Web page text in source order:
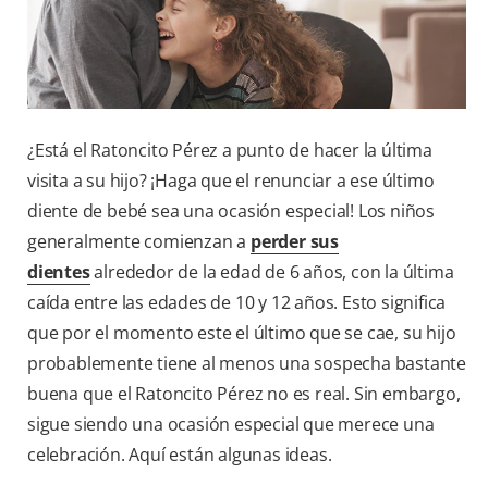
PY (ES)
SUSCRÍBASE
¿Está el Ratoncito Pérez a punto de hacer la última
visita a su hijo? ¡Haga que el renunciar a ese último
diente de bebé sea una ocasión especial! Los niños
generalmente comienzan a perder sus
dientesalrededor de la edad de 6 años, con la última
caída entre las edades de 10 y 12 años. Esto significa
que por el momento este el último que se cae, su hijo
probablemente tiene al menos una sospecha bastante
buena que el Ratoncito Pérez no es real. Sin embargo,
sigue siendo una ocasión especial que merece una
celebración. Aquí están algunas ideas.